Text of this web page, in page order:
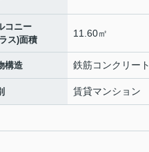
コニー
ス)面積
11.60㎡
構造 鉄筋コンクリート
賃貸マンション